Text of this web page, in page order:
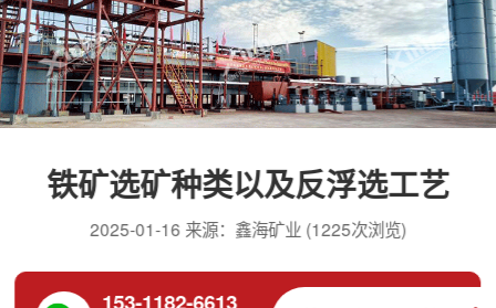
铁矿选矿种类以及反浮选工艺
2025-01-16 来源：鑫海矿业 (1225次浏览)
153-1182-6613